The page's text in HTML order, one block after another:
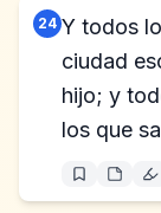
24 Y todos
ciudad
hijo; y
los que